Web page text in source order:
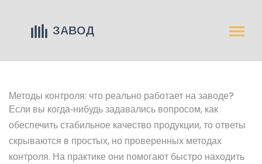
Методы контроля: что реально работает на заводе?
Если вы когда‑нибудь задавались вопросом, как
обеспечить стабильное качество продукции, то ответы
скрываются в простых, но проверенных методах
контроля. На практике они помогают быстро находить